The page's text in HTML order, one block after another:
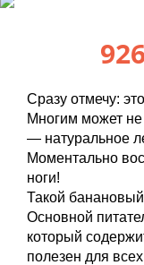
e
Сразу отмечу:
Многим может
— натуральное
Моментально
ноги!
Такой банановый
Основной
который
полезен для